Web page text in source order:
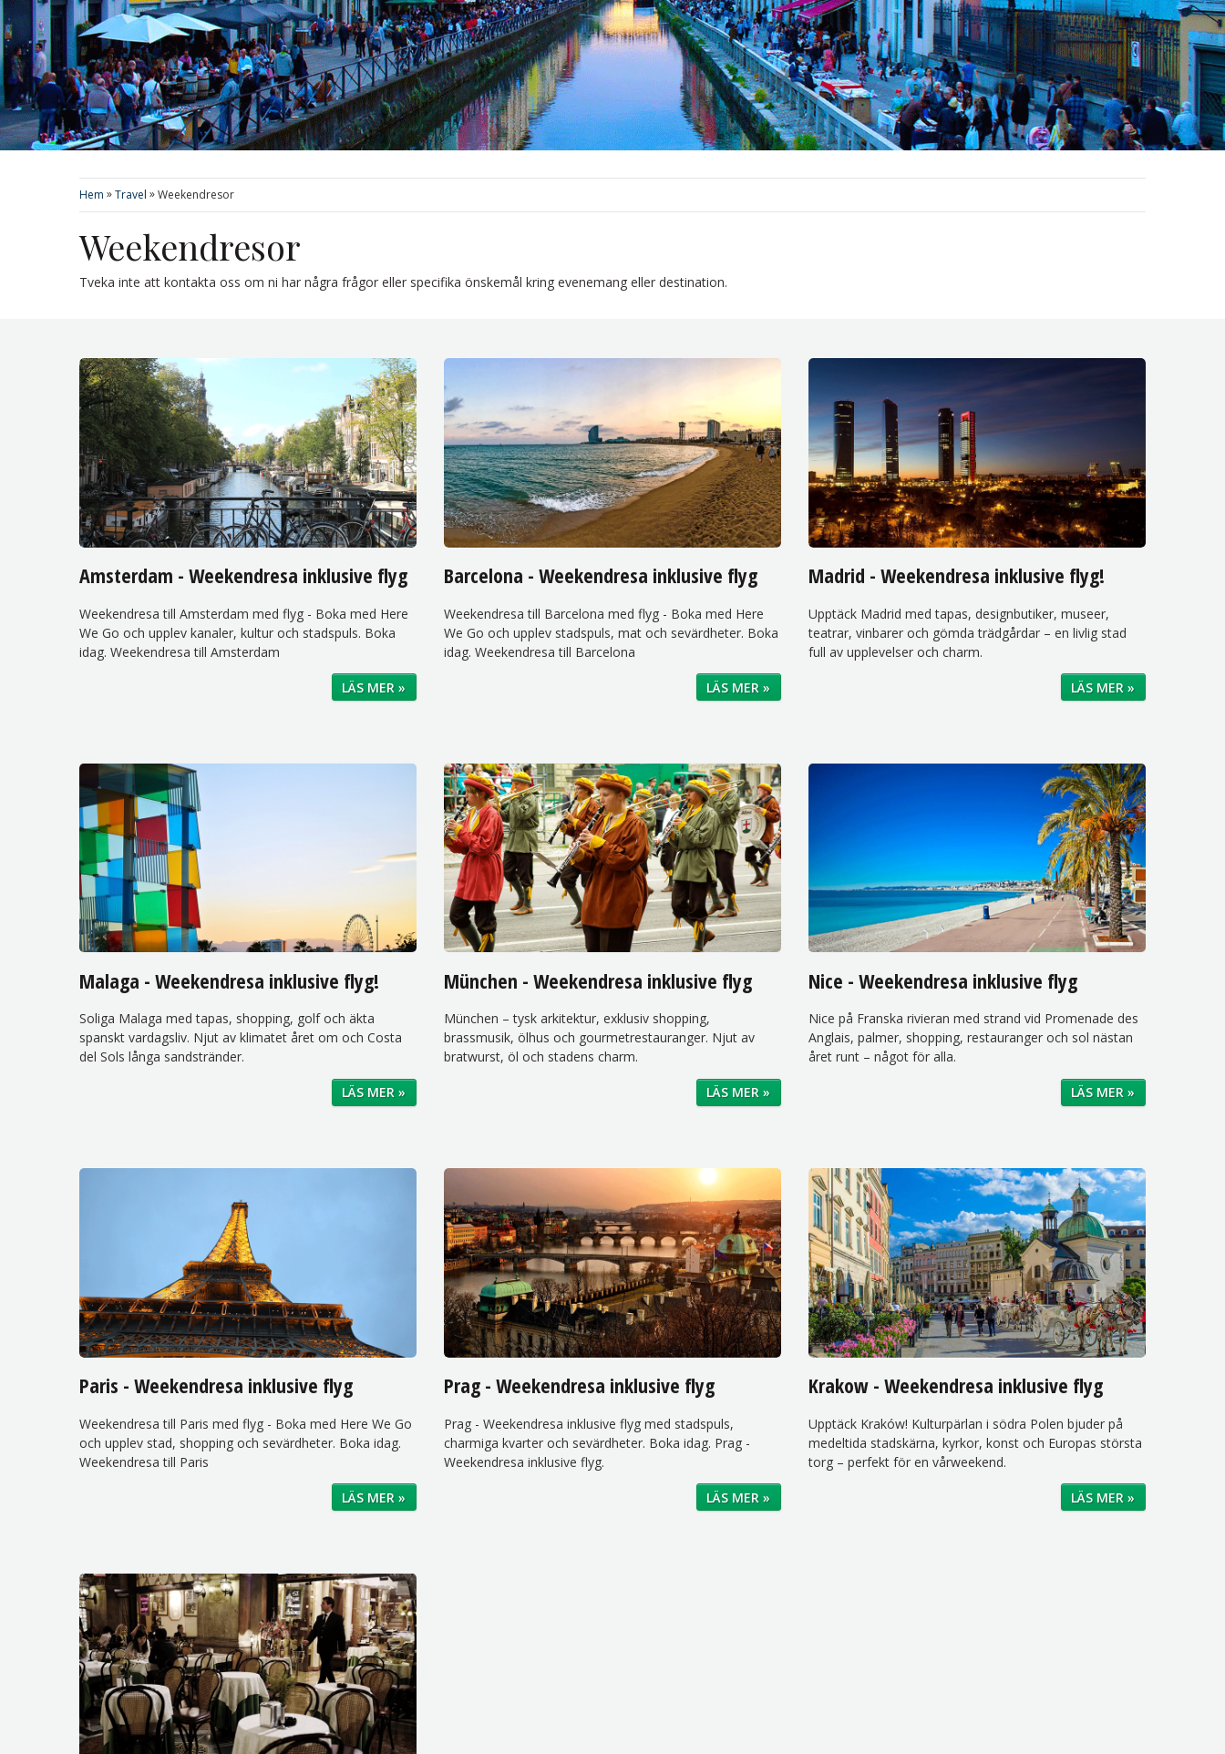
Hem »Travel »Weekendresor
Weekendresor
Tveka inte att kontakta oss om ni har några frågor eller specifika önskemål kring evenemang eller destination.
Amsterdam - Weekendresa inklusive flyg
Weekendresa till Amsterdam med flyg - Boka med Here
We Go och upplev kanaler, kultur och stadspuls. Boka
idag. Weekendresa till Amsterdam
LÄS MER »
Barcelona - Weekendresa inklusive flyg
Weekendresa till Barcelona med flyg - Boka med Here
We Go och upplev stadspuls, mat och sevärdheter. Boka
idag. Weekendresa till Barcelona
LÄS MER »
Madrid - Weekendresa inklusive flyg!
Upptäck Madrid med tapas, designbutiker, museer,
teatrar, vinbarer och gömda trädgårdar – en livlig stad
full av upplevelser och charm.
LÄS MER »
Malaga - Weekendresa inklusive flyg!
Soliga Malaga med tapas, shopping, golf och äkta
spanskt vardagsliv. Njut av klimatet året om och Costa
del Sols långa sandstränder.
LÄS MER »
München - Weekendresa inklusive flyg
München – tysk arkitektur, exklusiv shopping,
brassmusik, ölhus och gourmetrestauranger. Njut av
bratwurst, öl och stadens charm.
LÄS MER »
Nice - Weekendresa inklusive flyg
Nice på Franska rivieran med strand vid Promenade des
Anglais, palmer, shopping, restauranger och sol nästan
året runt – något för alla.
LÄS MER »
Paris - Weekendresa inklusive flyg
Weekendresa till Paris med flyg - Boka med Here We Go
och upplev stad, shopping och sevärdheter. Boka idag.
Weekendresa till Paris
LÄS MER »
Prag - Weekendresa inklusive flyg
Prag - Weekendresa inklusive flyg med stadspuls,
charmiga kvarter och sevärdheter. Boka idag. Prag -
Weekendresa inklusive flyg.
LÄS MER »
Krakow - Weekendresa inklusive flyg
Upptäck Kraków! Kulturpärlan i södra Polen bjuder på
medeltida stadskärna, kyrkor, konst och Europas största
torg – perfekt för en vårweekend.
LÄS MER »